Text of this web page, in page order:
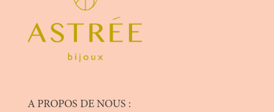
A PROPOS DE NOUS :